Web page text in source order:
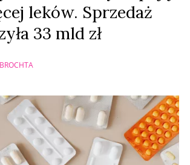
leków. Sprzedaż
33 mld zł